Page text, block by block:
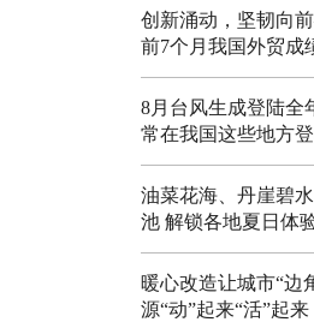
创新涌动，坚韧向
前7个月我国外贸成
8月台风生成登陆全
常在我国这些地方
油菜花海、丹崖碧
池 解锁各地夏日体
暖心改造让城市“边
源“动”起来“活”起来